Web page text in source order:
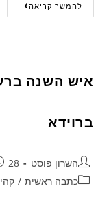
להמשך קריאה
איש השנה
ברוידא
השרון פוסט
28 בספטמבר 2017
כתבה ראשית /